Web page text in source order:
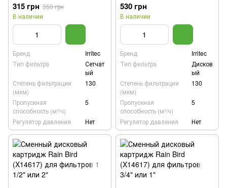
315 грн 350 грн
В наличии
Бренд
Irritec
Тип фильтра
Сетчат
ый
Степень фильтрации
(мкм)
130
Пропускная
способность (м³/ч)
5
Регулятор давления Нет
530 грн
В наличии
Бренд
Irritec
Тип фильтра
Дисков
ый
Степень фильтрации
(мкм)
130
Пропускная
способность (м³/ч)
5
Регулятор давления Нет